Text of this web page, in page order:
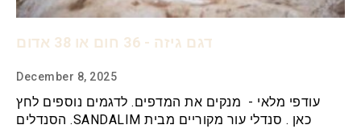
דגם גיזה - 36 חום או 38 אדום
December 8, 2025
עודפי מלאי - מנקים את המדפים. לדגמים נוספים לחץ
כאן . סנדלי עור מקוריים מבית SANDALIM. הסנדלים